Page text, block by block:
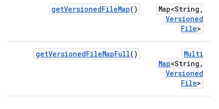
Map<String ,
Versioned
File>
getVersionedFileMap()
Multi
Map<String ,
Versioned
File>
getVersionedFileMapFull()